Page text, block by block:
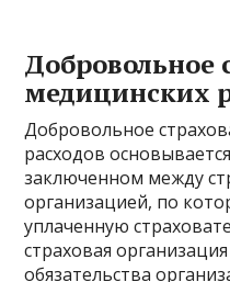
Добровольное
медицинских
Добровольное
расходов
заключенном между
организацией, по
уплаченную
страховая
обязательства